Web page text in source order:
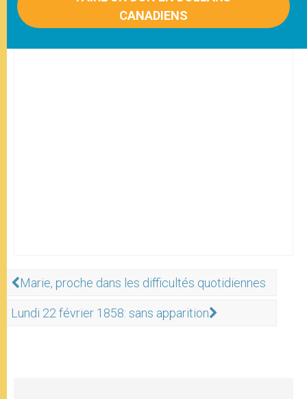
CANADIENS
Marie, proche dans les difficultés quotidiennes
Lundi 22 février 1858: sans apparition